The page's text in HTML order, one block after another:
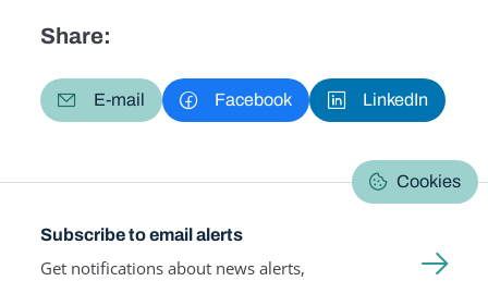
Share:
E-mail Facebook LinkedIn
Cookies
Subscribe to email alerts
Get notifications about news alerts,